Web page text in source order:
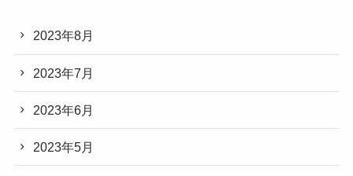
2023年8月
2023年7月
2023年6月
2023年5月